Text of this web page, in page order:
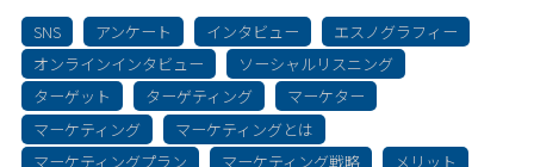
SNS アンケート インタビュー
エスノグラフィー
オンラインインタビュー
ソーシャルリスニング
ターゲット
ターゲティング
マーケター
マーケティング
マーケティングとは
マーケティングプラン
マーケティング戦略
メリット